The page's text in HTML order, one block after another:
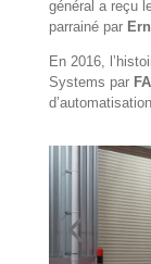
général a reçu
parrainé par
En 2016,
Systems par